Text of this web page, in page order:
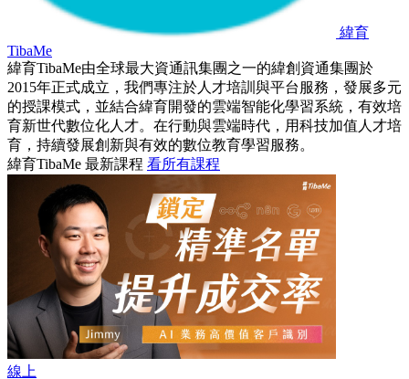
緯育
TibaMe
緯育TibaMe由全球最大資通訊集團之一的緯創資通集團於
2015年正式成立，我們專注於人才培訓與平台服務，發展多元
的授課模式，並結合緯育開發的雲端智能化學習系統，有效培
育新世代數位化人才。在行動與雲端時代，用科技加值人才培
育，持續發展創新與有效的數位教育學習服務。
緯育TibaMe 最新課程 看所有課程
線上